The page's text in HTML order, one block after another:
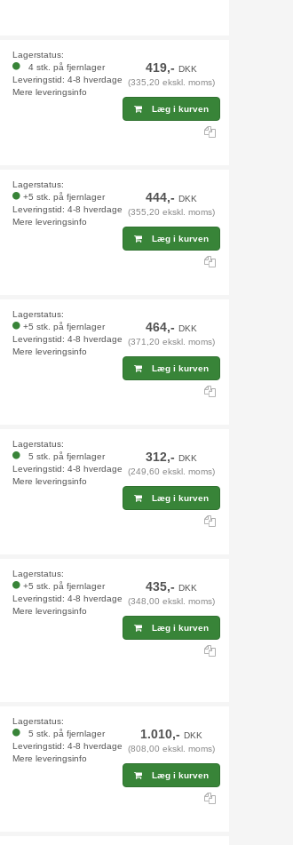
Lagerstatus:
4 stk. på fjernlager
Leveringstid: 4-8 hverdage
Mere leveringsinfo
419,-DKK
(335,20 ekskl. moms)
Læg i kurven
Lagerstatus:
+5 stk. på fjernlager
Leveringstid: 4-8 hverdage
Mere leveringsinfo
444,-DKK
(355,20 ekskl. moms)
Læg i kurven
Lagerstatus:
+5 stk. på fjernlager
Leveringstid: 4-8 hverdage
Mere leveringsinfo
464,-DKK
(371,20 ekskl. moms)
Læg i kurven
Lagerstatus:
5 stk. på fjernlager
Leveringstid: 4-8 hverdage
Mere leveringsinfo
312,-DKK
(249,60 ekskl. moms)
Læg i kurven
Lagerstatus:
+5 stk. på fjernlager
Leveringstid: 4-8 hverdage
Mere leveringsinfo
435,-DKK
(348,00 ekskl. moms)
Læg i kurven
Lagerstatus:
5 stk. på fjernlager
Leveringstid: 4-8 hverdage
Mere leveringsinfo
1.010,-DKK
(808,00 ekskl. moms)
Læg i kurven